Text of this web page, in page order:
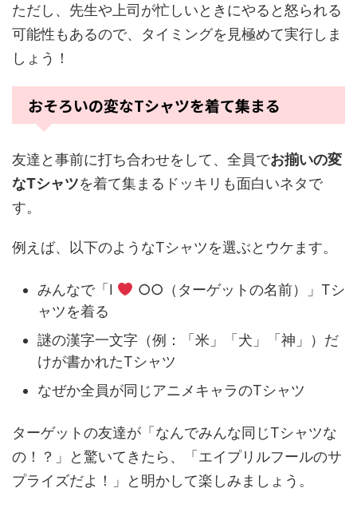
ただし、先生や上司が忙しいときにやると怒られる
可能性もあるので、タイミングを見極めて実行しま
しょう！
おそろいの変なTシャツを着て集まる
友達と事前に打ち合わせをして、全員でお揃いの変
なTシャツを着て集まるドッキリも面白いネタで
す。
例えば、以下のようなTシャツを選ぶとウケます。
みんなで「I
○○（ターゲットの名前）」Tシ
ャツを着る
謎の漢字一文字（例：「米」「犬」「神」）だ
けが書かれたTシャツ
なぜか全員が同じアニメキャラのTシャツ
ターゲットの友達が「なんでみんな同じTシャツな
の！？」と驚いてきたら、「エイプリルフールのサ
プライズだよ！」と明かして楽しみましょう。